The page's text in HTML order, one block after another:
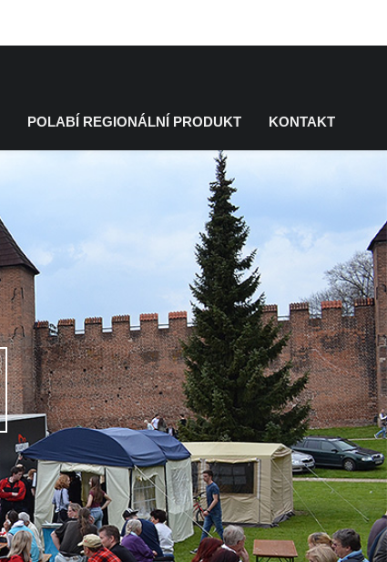
POLABÍ REGIONÁLNÍ PRODUKT KONTAKT